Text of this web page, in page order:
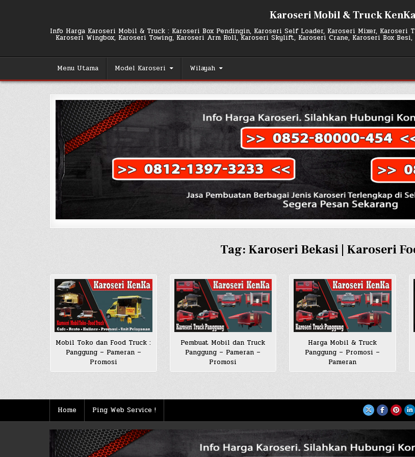
Karoseri Mobil & Truck KenKa
Info Harga Karoseri Mobil & Truck : Karoseri Box Pendingin, Karoseri Self Loader, Karoseri Mixer,
Karoseri Wingbox, Karoseri Towing, Karoseri Arm Roll, Karoseri Skylift, Karoseri Crane, Karoseri Box
Menu Utama Model Karoseri Wilayah
Tag: Karoseri Bekasi | Karoseri
Mobil Toko dan Food Truck :
Panggung – Pameran –
Promosi
Pembuat Mobil dan Truck
Panggung – Pameran –
Promosi
Harga Mobil & Truck
Panggung – Promosi –
Pameran
Home Ping Web Service !